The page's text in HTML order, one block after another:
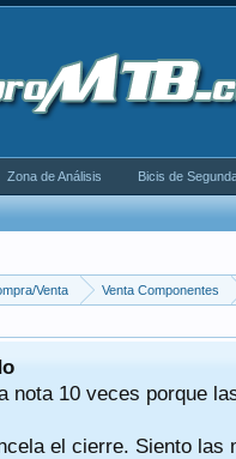
Venta Venta Componentes
nota 10 veces porque
el cierre. Siento las
Zona de Análisis Bicis de